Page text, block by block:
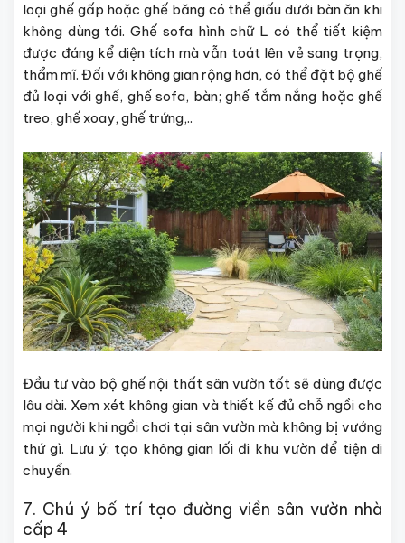
loại ghế gấp hoặc ghế băng có thể giấu dưới bàn ăn khi
không dùng tới. Ghế sofa hình chữ L có thể tiết kiệm
được đáng kể diện tích mà vẫn toát lên vẻ sang trọng,
thẩm mĩ. Đối với không gian rộng hơn, có thể đặt bộ ghế
đủ loại với ghế, ghế sofa, bàn; ghế tắm nắng hoặc ghế
treo, ghế xoay, ghế trứng,..
Đầu tư vào bộ ghế nội thất sân vườn tốt sẽ dùng được
lâu dài. Xem xét không gian và thiết kế đủ chỗ ngồi cho
mọi người khi ngồi chơi tại sân vườn mà không bị vướng
thứ gì. Lưu ý: tạo không gian lối đi khu vườn để tiện di
chuyển.
7. Chú ý bố trí tạo đường viền sân vườn nhà
cấp 4